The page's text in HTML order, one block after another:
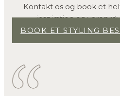
Kontakt os og book et
inspiration og
BOOK ET STYLING